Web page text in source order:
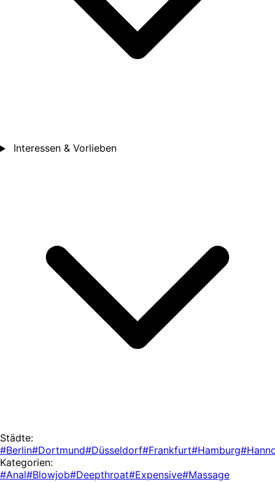
Interessen & Vorlieben
Städte:
#Berlin#Dortmund#Düsseldorf#Frankfurt#Hamburg
Kategorien:
#Anal#Blowjob#Deepthroat#Expensive#Massage